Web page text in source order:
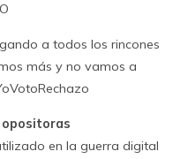
a todos los rincones
más y no vamos a
en la guerra digital